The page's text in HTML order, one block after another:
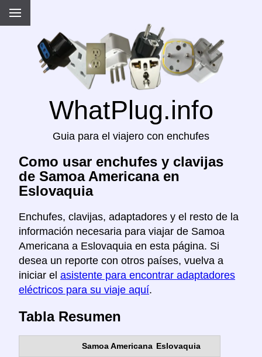
WhatPlug.info
Guia para el viajero con enchufes
Como usar enchufes y clavijas
de Samoa Americana en
Eslovaquia
Enchufes, clavijas, adaptadores y el resto de la
información necesaria para viajar de Samoa
Americana a Eslovaquia en esta página. Si
desea un reporte con otros países, vuelva a
iniciar el asistente para encontrar adaptadores
eléctricos para su viaje aquí.
Tabla Resumen
Samoa Americana Eslovaquia